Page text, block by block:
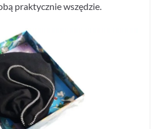
praktycznie wszędzie.